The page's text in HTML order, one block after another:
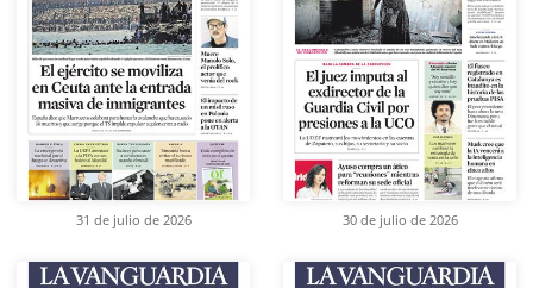
31 de julio de 2026 30 de julio de 2026